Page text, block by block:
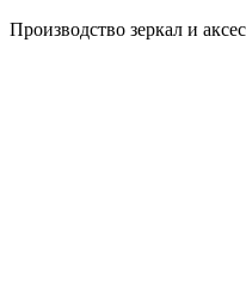
Производство зеркал и